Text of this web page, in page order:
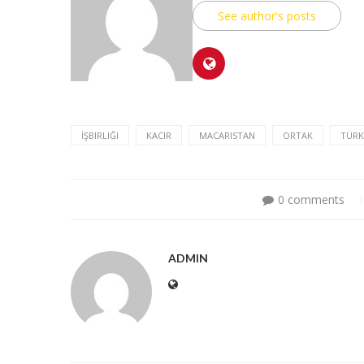
See author's posts
İŞBIRLIĞI KACIR MACARISTAN ORTAK
0 comments
ADMIN